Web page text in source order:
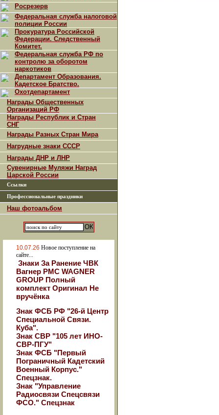
Росрезерв
Федеральная служба налоговой
полиции России
Прокуратура Российской
Федерации. Следственный
Комитет.
Федеральная служба РФ по
контролю за оборотом
наркотиков
Департамент Образования.
Кадетское Братство.
Охотдепартамент
Награды Общественных
Организаций РФ
Награды Республик и Стран
СНГ
Награды Разных Стран Мира
Нагрудные знаки СССР
Награды ДНР и ЛНР
Сувенирные Муляжи Наград
Царской России
Ссылки
Профессиональные праздники
Наш фотоальбом
10.07.26 Новое поступление на
сайте...
Знаки За Ранение ЧВК
Вагнер РМС WAGNER
GROUP Полный
комплект Оригинал Не
вручёнка
Знак ФСБ РФ "26-й Центр
Специальной Связи.
Куба".
Знак СВР "105 лет ИНО-
СВР-ПГУ"
Знак ФСБ "Первый
Пограничный Кадетский
Военный Корпус."
Спецзнак.
Знак "Управление
Радиосвязи Спецсвязи
ФСО." Спецзнак